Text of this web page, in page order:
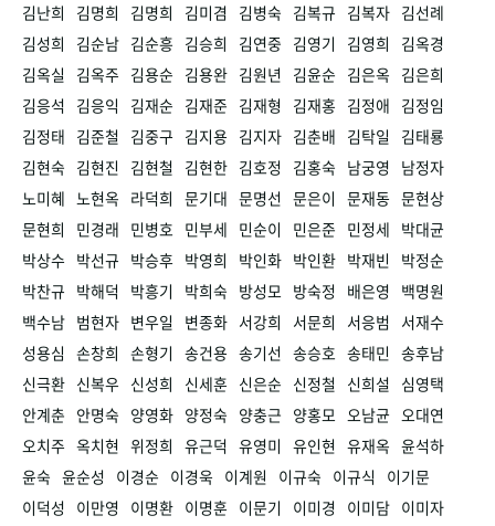
김난희
김명희 김명희 김미겸 김병숙 김복규 김복자 김선례
김성희
김순남 김순흥 김승희 김연중 김영기 김영희
김옥경
김옥실
김옥주 김용순 김용완 김원년 김윤순 김은옥 김은희
김응석
김응익 김재순 김재준 김재형 김재홍 김정애 김정임
김정태 김준철 김중구 김지용 김지자 김춘배 김탁일
김태룡
김현숙 김현진 김현철 김현한 김호정 김홍숙 남궁영
남정자
노미혜 노현옥 라덕희 문기대 문명선 문은이 문재동 문현상
문현희
민경래 민병호 민부세 민순이 민은준 민정세 박대균
박상수 박선규 박승후 박영희 박인화 박인환 박재빈
박정순
박찬규 박해덕 박흥기 박희숙 방성모 방숙정 배은영
백명원
백수남 범현자 변우일 변종화 서강희 서문희 서응범
서재수
성용심 손창희 손형기 송건용 송기선 송승호 송태민 송후남
신극환 신복우 신성희 신세훈 신은순 신정철 신희설
심영택
안계춘 안명숙 양영화 양정숙 양충근 양홍모 오남균 오대연
오치주 옥치현 위정희 유근덕 유영미 유인현 유재옥 윤석하
윤숙 윤순성 이경순 이경욱 이계원 이규숙 이규식
이기문
이덕성
이만영 이명환 이명훈 이문기 이미경 이미담 이미자